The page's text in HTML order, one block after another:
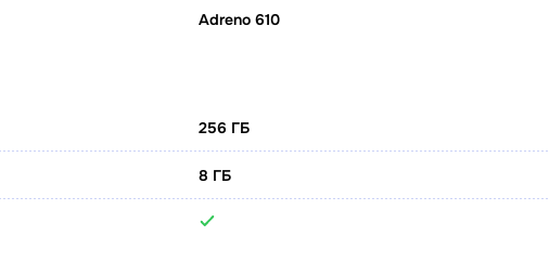
Adreno 610
256 ГБ
8 ГБ